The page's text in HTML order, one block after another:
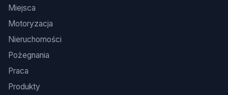
Miejsca
Motoryzacja
Nieruchomości
Pożegnania
Praca
Produkty